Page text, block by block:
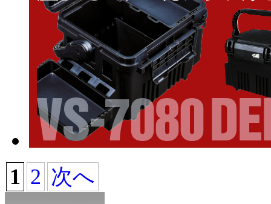
1 2 次へ